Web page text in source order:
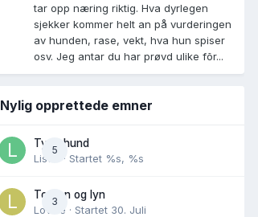
tar opp næring riktig. Hva dyrlegen
sjekker kommer helt an på vurderingen
av hunden, rase, vekt, hva hun spiser
osv. Jeg antar du har prøvd ulike fõr...
Nylig opprettede emner
5
Tynn hund
Lisen
· Startet %s, %s
3
Torden og lyn
Lovise · Startet 30. Juli